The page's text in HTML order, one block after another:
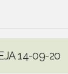
14-09-20